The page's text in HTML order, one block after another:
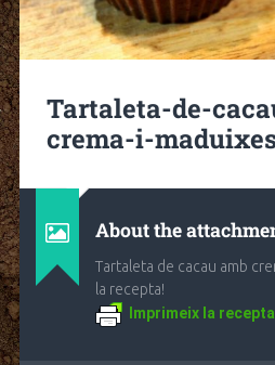
Tartaleta-de-
crema-i-
About the
Tartaleta de cacau amb
la recepta!
Imprimeix la